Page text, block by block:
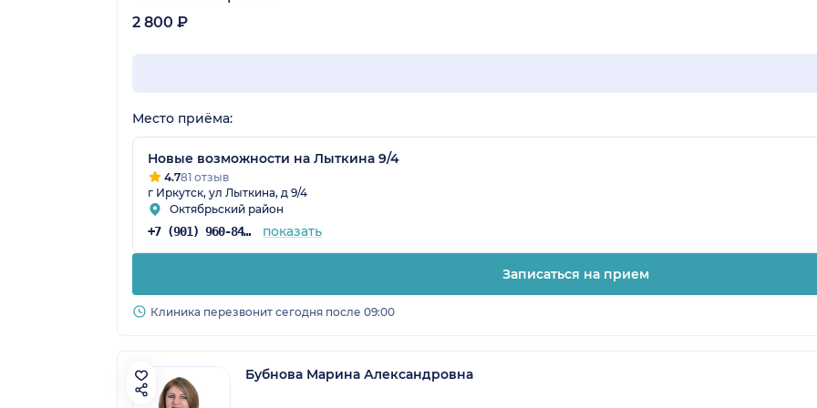
2 800 ₽
Место приёма:
Новые возможности на Лыткина 9/4
4.781 отзыв
г Иркутск, ул Лыткина, д 9/4
Октябрьский район
+7 (901) 960-84-61 показать
Записаться на прием
Клиника перезвонит сегодня после 09:00
Бубнова Марина Александровна